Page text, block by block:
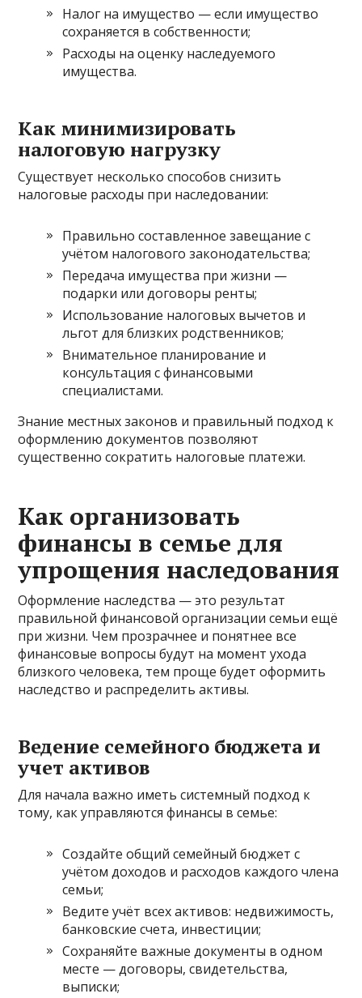
Налог на имущество — если имущество
сохраняется в собственности;
Расходы на оценку наследуемого
имущества.
Как минимизировать
налоговую нагрузку
Существует несколько способов снизить
налоговые расходы при наследовании:
Правильно составленное завещание с
учётом налогового законодательства;
Передача имущества при жизни —
подарки или договоры ренты;
Использование налоговых вычетов и
льгот для близких родственников;
Внимательное планирование и
консультация с финансовыми
специалистами.
Знание местных законов и правильный подход к
оформлению документов позволяют
существенно сократить налоговые платежи.
Как организовать
финансы в семье для
упрощения наследования
Оформление наследства — это результат
правильной финансовой организации семьи ещё
при жизни. Чем прозрачнее и понятнее все
финансовые вопросы будут на момент ухода
близкого человека, тем проще будет оформить
наследство и распределить активы.
Ведение семейного бюджета и
учет активов
Для начала важно иметь системный подход к
тому, как управляются финансы в семье:
Создайте общий семейный бюджет с
учётом доходов и расходов каждого члена
семьи;
Ведите учёт всех активов: недвижимость,
банковские счета, инвестиции;
Сохраняйте важные документы в одном
месте — договоры, свидетельства,
выписки;